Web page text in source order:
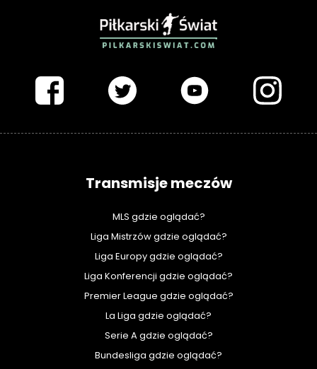
Transmisje meczów
MLS gdzie oglądać?
Liga Mistrzów gdzie oglądać?
Liga Europy gdzie oglądać?
Liga Konferencji gdzie oglądać?
Premier League gdzie oglądać?
La Liga gdzie oglądać?
Serie A gdzie oglądać?
Bundesliga gdzie oglądać?